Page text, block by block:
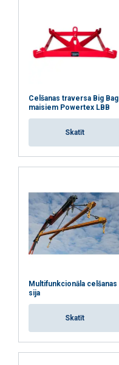
Celšanas traversa Big Bag
maisiem Powertex LBB
Skatīt
Multifunkcionāla celšanas
sija
Skatīt